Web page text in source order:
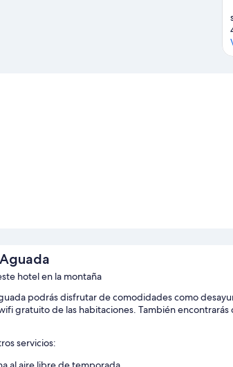
hotel en la montaña
podrás disfrutar de comodidades como
gratuito de las habitaciones. También
servicios: